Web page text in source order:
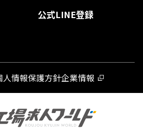
公式LINE登録
人情報保護方針企業情報